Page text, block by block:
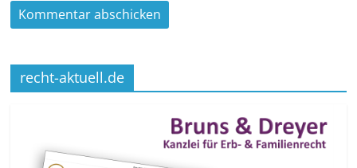
recht-aktuell.de